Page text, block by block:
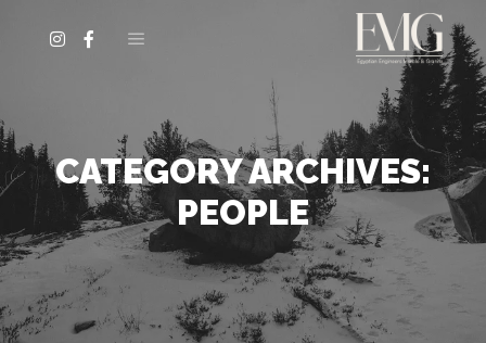
CATEGORY ARCHIVES:
PEOPLE